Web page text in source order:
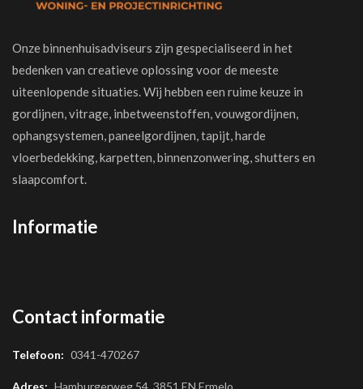
Onze binnenhuisadviseurs zijn gespecialiseerd in het
bedenken van creatieve oplossing voor de meeste
uiteenlopende situaties. Wij hebben een ruime keuze in
gordijnen, vitrage, inbetweenstoffen, vouwgordijnen,
ophangsystemen, paneelgordijnen, tapijt, harde
vloerbedekking, karpetten, binnenzonwering, shutters en
slaapcomfort.
Informatie
Contact informatie
Telefoon: 0341-470267
Adres: Hamburgerweg 54, 3851 EN Ermelo